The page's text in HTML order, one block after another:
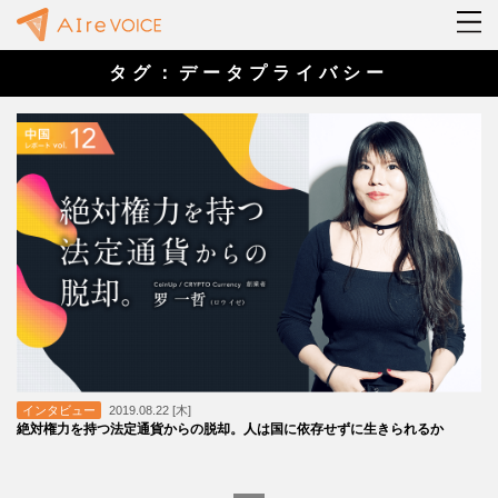
タグ：データプライバシー
インタビュー 2019.08.22 [木]
絶対権力を持つ法定通貨からの脱却。人は国に依存せずに生きられるか